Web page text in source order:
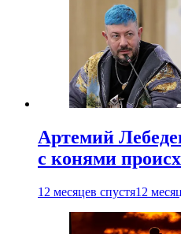
Артемий
с конями
12 месяцев спустя12